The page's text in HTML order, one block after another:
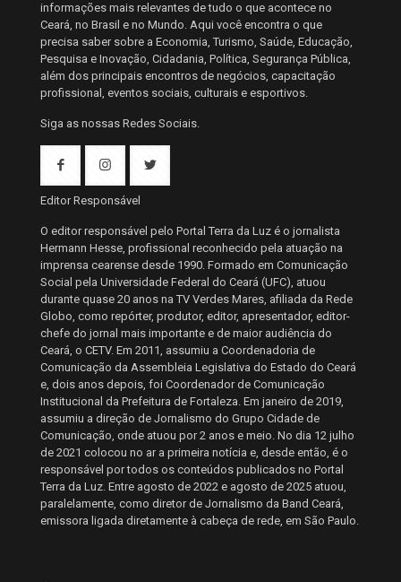
informações mais relevantes de tudo o que acontece no
Ceará, no Brasil e no Mundo. Aqui você encontra o que
precisa saber sobre a Economia, Turismo, Saúde, Educação,
Pesquisa e Inovação, Cidadania, Política, Segurança Pública,
além dos principais encontros de negócios, capacitação
profissional, eventos sociais, culturais e esportivos.
Siga as nossas Redes Sociais.
Editor Responsável
O editor responsável pelo Portal Terra da Luz é o jornalista
Hermann Hesse, profissional reconhecido pela atuação na
imprensa cearense desde 1990. Formado em Comunicação
Social pela Universidade Federal do Ceará (UFC), atuou
durante quase 20 anos na TV Verdes Mares, afiliada da Rede
Globo, como repórter, produtor, editor, apresentador, editor-
chefe do jornal mais importante e de maior audiência do
Ceará, o CETV. Em 2011, assumiu a Coordenadoria de
Comunicação da Assembleia Legislativa do Estado do Ceará
e, dois anos depois, foi Coordenador de Comunicação
Institucional da Prefeitura de Fortaleza. Em janeiro de 2019,
assumiu a direção de Jornalismo do Grupo Cidade de
Comunicação, onde atuou por 2 anos e meio. No dia 12 julho
de 2021 colocou no ar a primeira notícia e, desde então, é o
responsável por todos os conteúdos publicados no Portal
Terra da Luz. Entre agosto de 2022 e agosto de 2025 atuou,
paralelamente, como diretor de Jornalismo da Band Ceará,
emissora ligada diretamente à cabeça de rede, em São Paulo.